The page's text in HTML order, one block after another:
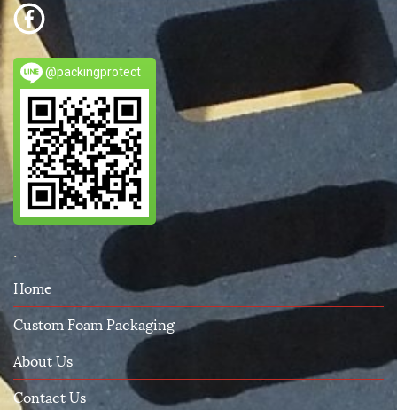
@packingprotect
.
Home
Custom Foam Packaging
About Us
Contact Us